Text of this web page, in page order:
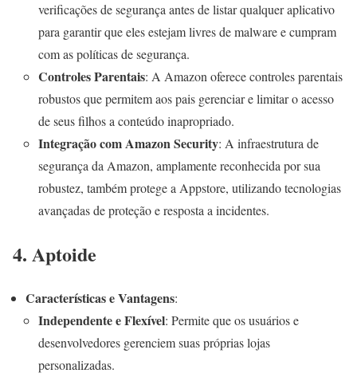
verificações de segurança antes de listar qualquer aplicativo
para garantir que eles estejam livres de malware e cumpram
com as políticas de segurança.
Controles Parentais: A Amazon oferece controles parentais
robustos que permitem aos pais gerenciar e limitar o acesso
de seus filhos a conteúdo inapropriado.
Integração com Amazon Security: A infraestrutura de
segurança da Amazon, amplamente reconhecida por sua
robustez, também protege a Appstore, utilizando tecnologias
avançadas de proteção e resposta a incidentes.
4. Aptoide
Características e Vantagens:
Independente e Flexível: Permite que os usuários e
desenvolvedores gerenciem suas próprias lojas
personalizadas.